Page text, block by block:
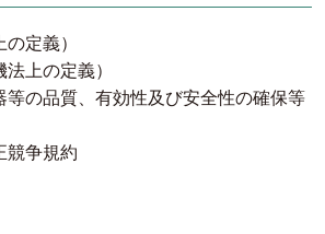
定義）
上の定義）
等の品質、有効性及び安全性の確保等
競争規約